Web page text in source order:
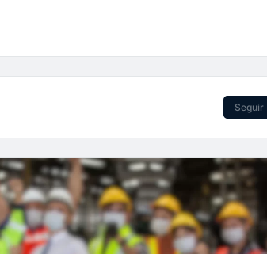
Seguir